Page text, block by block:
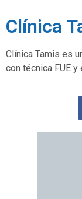
Clínica
Clínica Tamis es
con técnica FUE